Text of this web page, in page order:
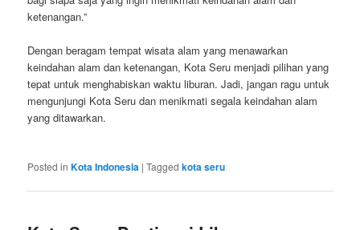
ketenangan.”
Dengan beragam tempat wisata alam yang menawarkan
keindahan alam dan ketenangan, Kota Seru menjadi pilihan yang
tepat untuk menghabiskan waktu liburan. Jadi, jangan ragu untuk
mengunjungi Kota Seru dan menikmati segala keindahan alam
yang ditawarkan.
Posted in Kota Indonesia |Tagged kota seru